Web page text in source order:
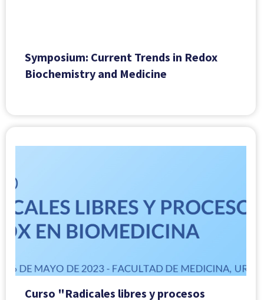
Symposium: Current Trends in Redox
Biochemistry and Medicine
Curso "Radicales libres y procesos